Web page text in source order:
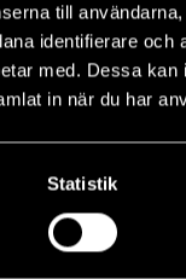
till
identifierare och
med. Dessa
in när du har
Statistik